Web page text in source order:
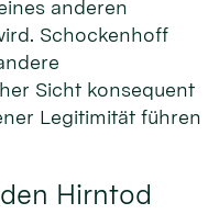
anderen
Schockenhoff
Sicht konsequent
Legitimität führen
Hirntod